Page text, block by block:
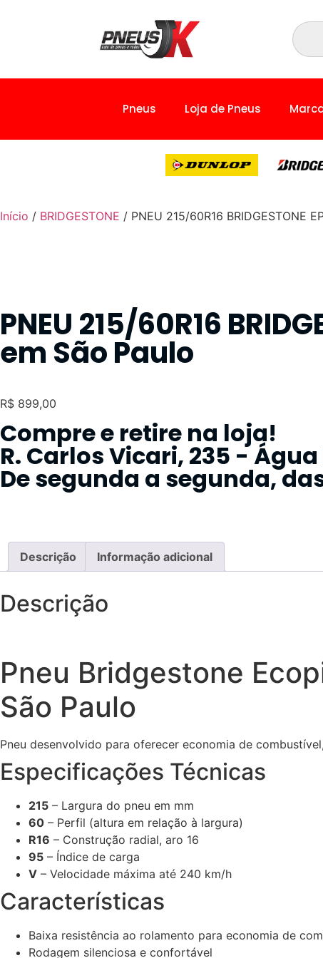
Pneus Loja de Pneus
Início / BRIDGESTONE / PNEU 215/60R16 BRIDGESTONE
PNEU 215/60R16
em São Paulo
R$ 899,00
Compre e retire na loja!
R. Carlos Vicari, 235 -
De segunda a segunda,
Descrição Informação adicional
Descrição
Pneu Bridgestone
São Paulo
Pneu desenvolvido para oferecer economia de
Especificações Técnicas
215 – Largura do pneu em mm
60 – Perfil (altura em relação à largura)
R16 – Construção radial, aro 16
95 – Índice de carga
V – Velocidade máxima até 240 km/h
Características
Baixa resistência ao rolamento para economia de
Rodagem silenciosa e confortável